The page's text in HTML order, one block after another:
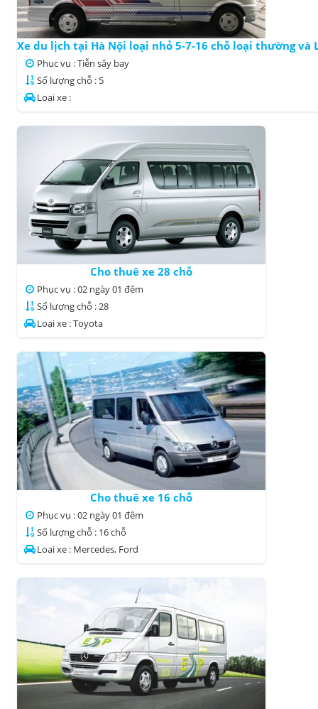
Xe du lịch tại Hà Nội loại nhỏ 5-7-16 chỗ loại thường và
Phục vụ : Tiễn sây bay
Số lượng chỗ : 5
Loại xe :
Cho thuê xe 28 chỗ
Phục vụ : 02 ngày 01 đêm
Số lượng chỗ : 28
Loại xe : Toyota
Cho thuê xe 16 chỗ
Phục vụ : 02 ngày 01 đêm
Số lượng chỗ : 16 chỗ
Loại xe : Mercedes, Ford